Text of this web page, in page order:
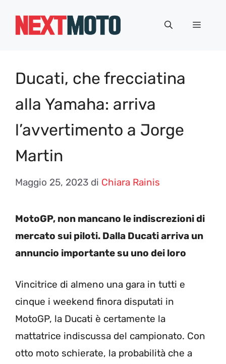
Menu
Ducati, che frecciatina
alla Yamaha: arriva
l’avvertimento a Jorge
Martin
Maggio 25, 2023 di Chiara Rainis
MotoGP, non mancano le indiscrezioni di
mercato sui piloti. Dalla Ducati arriva un
annuncio importante su uno dei loro
Vincitrice di almeno una gara in tutti e
cinque i weekend finora disputati in
MotoGP, la Ducati è certamente la
mattatrice indiscussa del campionato. Con
otto moto schierate, la probabilità che a